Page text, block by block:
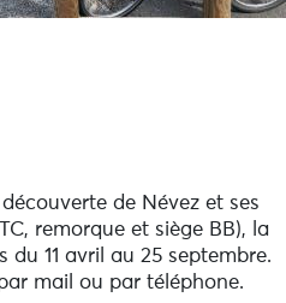
de Névez et ses
remorque et siège BB), la
11 avril au 25 septembre.
mail ou par téléphone.